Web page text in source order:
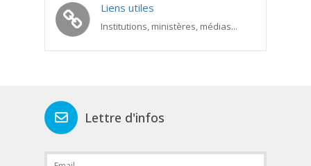
Liens utiles
Institutions, ministères, médias...
Lettre d'infos